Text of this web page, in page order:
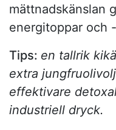
mättnadskänslan
energitoppar och
Tips: en tallrik
extra
effektivare
industriell dryck.